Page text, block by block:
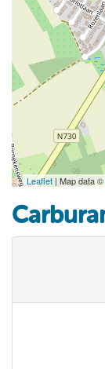
Leaflet | Map data ©